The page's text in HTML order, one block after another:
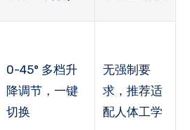
0-45° 多档升
降调节，一键
切换
无强制要
求，推荐适
配人体工学